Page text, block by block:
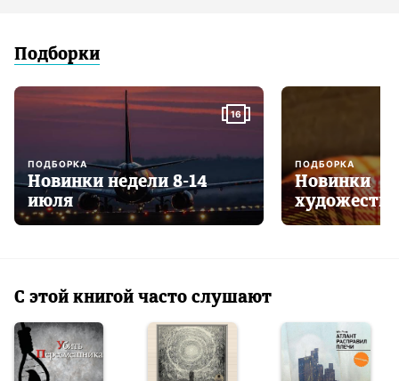
Подборки
16
ПОДБОРКА
Новинки недели 8-14
июля
ПОДБОРКА
Новинки
С этой книгой часто слушают